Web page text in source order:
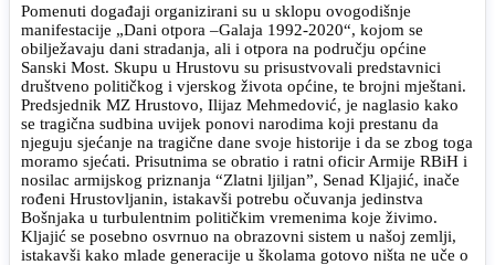
Pomenuti događaji organizirani su u sklopu ovogodišnje
manifestacije „Dani otpora –Galaja 1992-2020“, kojom se
obilježavaju dani stradanja, ali i otpora na području općine
Sanski Most. Skupu u Hrustovu su prisustvovali predstavnici
društveno političkog i vjerskog života općine, te brojni mještani.
Predsjednik MZ Hrustovo, Ilijaz Mehmedović, je naglasio kako
se tragična sudbina uvijek ponovi narodima koji prestanu da
njeguju sjećanje na tragične dane svoje historije i da se zbog toga
moramo sjećati. Prisutnima se obratio i ratni oficir Armije RBiH i
nosilac armijskog priznanja “Zlatni ljiljan”, Senad Kljajić, inače
rođeni Hrustovljanin, istakavši potrebu očuvanja jedinstva
Bošnjaka u turbulentnim političkim vremenima koje živimo.
Kljajić se posebno osvrnuo na obrazovni sistem u našoj zemlji,
istakavši kako mlade generacije u školama gotovo ništa ne uče o